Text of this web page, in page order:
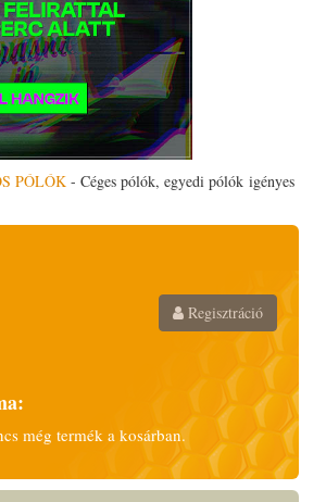
PÓLÓK - Céges pólók, egyedi pólók igényes
Regisztráció
még termék a kosárban.